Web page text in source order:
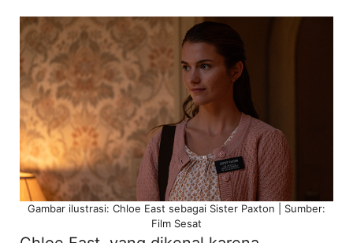
Gambar ilustrasi: Chloe East sebagai Sister Paxton | Sumber:
Film Sesat